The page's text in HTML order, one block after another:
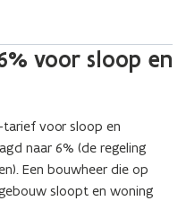
voor sloop en
tarief voor sloop en
naar 6% (de regeling
Een bouwheer die op
sloopt en woning